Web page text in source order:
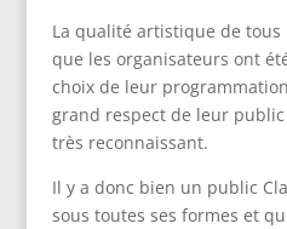
La qualité artistique de tous
que les organisateurs ont
choix de leur
grand respect de leur
très reconnaissant.
Il y a donc bien un public
sous toutes ses formes et